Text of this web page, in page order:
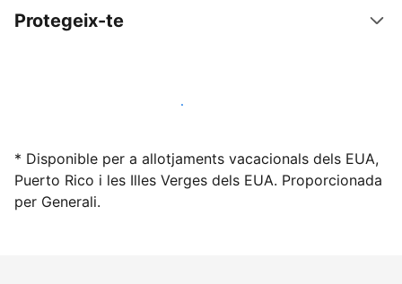
Protegeix-te
Lloga l'allotjament amb nosaltres avui mateix
* Disponible per a allotjaments vacacionals dels EUA,
Puerto Rico i les Illes Verges dels EUA. Proporcionada
per Generali.